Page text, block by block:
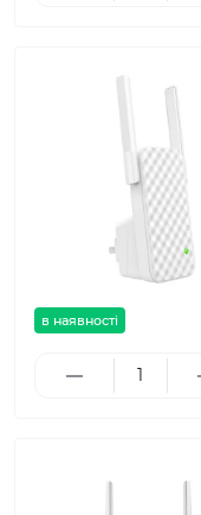
в наявності